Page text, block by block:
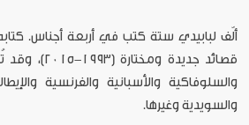
ألّف لبابيدي ستة كتب في أربعة أجناس. كتابه
قصائد جديدة
والسلوفاكية والأسبانية والفرنسية
والسويدية وغيرها.